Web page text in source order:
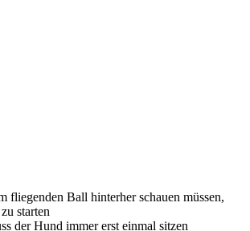
fliegenden Ball hinterher schauen müssen,
starten
der Hund immer erst einmal sitzen